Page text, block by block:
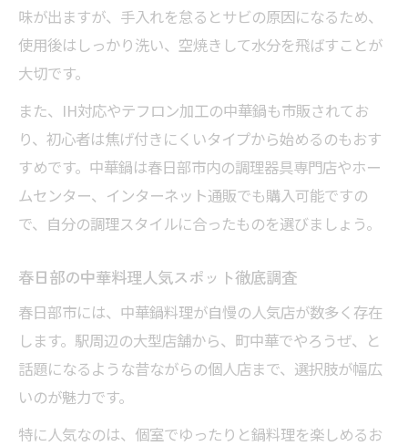
味が出ますが、手入れを怠るとサビの原因になるため、
使用後はしっかり洗い、空焼きして水分を飛ばすことが
大切です。
また、IH対応やテフロン加工の中華鍋も市販されてお
り、初心者は焦げ付きにくいタイプから始めるのもおす
すめです。中華鍋は春日部市内の調理器具専門店やホー
ムセンター、インターネット通販でも購入可能ですの
で、自分の調理スタイルに合ったものを選びましょう。
春日部の中華料理人気スポット徹底調査
春日部市には、中華鍋料理が自慢の人気店が数多く存在
します。駅周辺の大型店舗から、町中華でやろうぜ、と
話題になるような昔ながらの個人店まで、選択肢が幅広
いのが魅力です。
特に人気なのは、個室でゆったりと鍋料理を楽しめるお